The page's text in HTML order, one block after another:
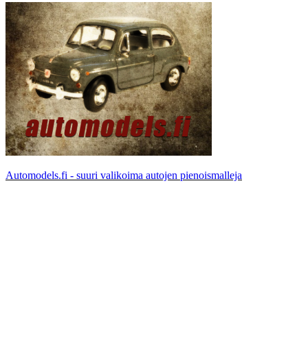
Automodels.fi - suuri valikoima autojen pienoismalleja